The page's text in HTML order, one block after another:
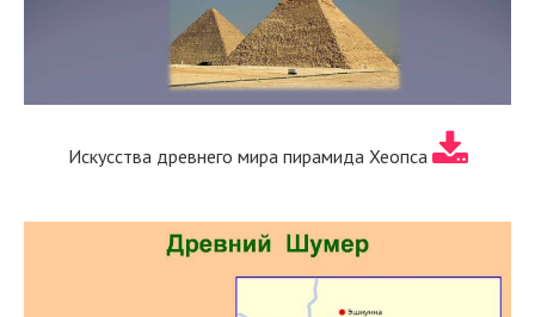
Искусства древнего мира пирамида Хеопса